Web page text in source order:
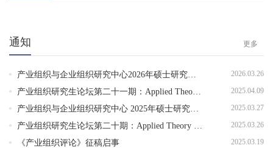
通知 更多
产业组织与企业组织研究中心2026年硕士研究生复试实施方案 2026.03.26
产业组织研究生论坛第二十一期：Applied Theory Brown Bag Seminar（19） 2025.04.09
产业组织与企业组织研究中心 2025年硕士研究生复试实施方案 2025.03.27
产业组织研究生论坛第二十期：Applied Theory Brown Bag Seminar（18） 2025.03.26
《产业组织评论》征稿启事 2025.03.19